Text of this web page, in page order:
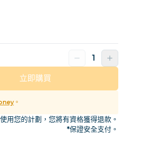
塞浦路斯
立即購買
。
用您的計劃，您將有資格獲得退款。
*保證安全支付。